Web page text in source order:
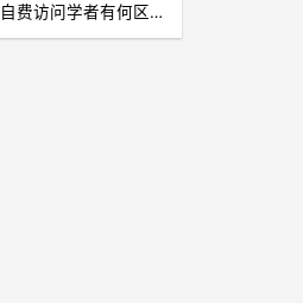
公派访问学者和自费访问学者有何区别？